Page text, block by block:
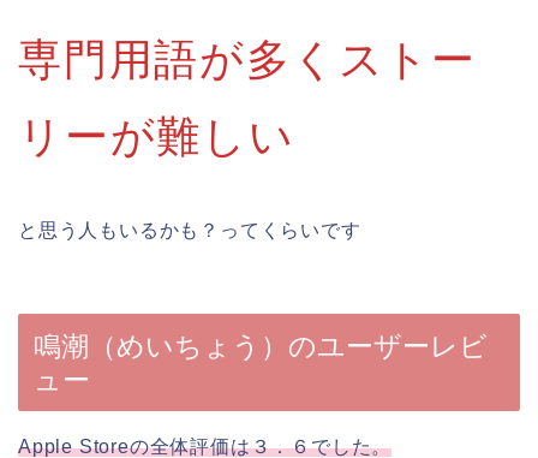
専門用語が多くストー
リーが難しい
と思う人もいるかも？ってくらいです
鳴潮（めいちょう）のユーザーレビ
ュー
Apple Storeの全体評価は３．６でした。